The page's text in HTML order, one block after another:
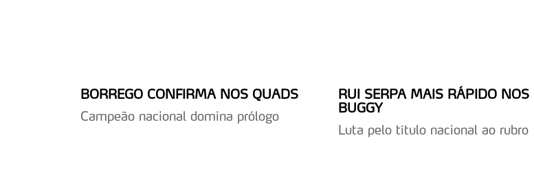
BORREGO CONFIRMA NOS QUADS
Campeão nacional domina prólogo
RUI SERPA MAIS RÁPIDO NOS
BUGGY
Luta pelo título nacional ao rubro